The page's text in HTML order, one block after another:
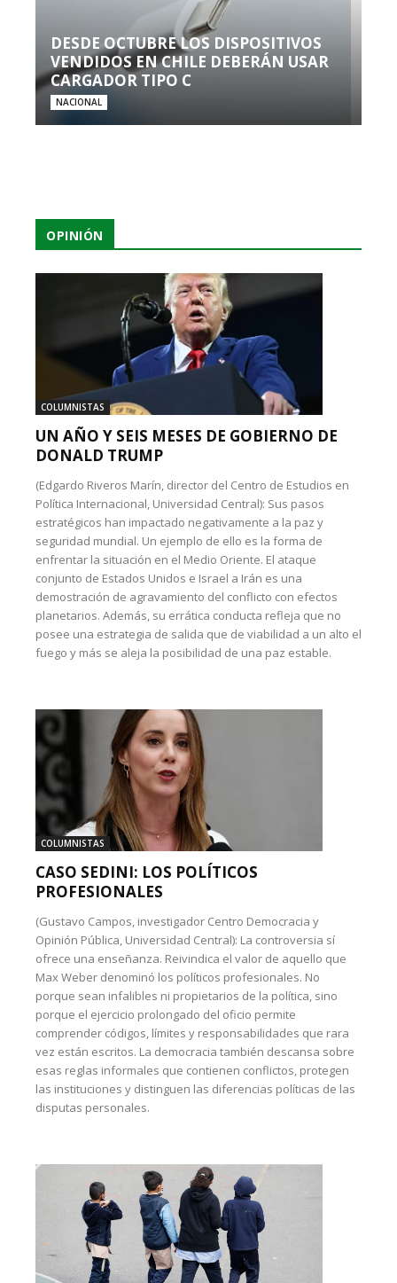
DESDE OCTUBRE LOS DISPOSITIVOS
VENDIDOS EN CHILE DEBERÁN USAR
CARGADOR TIPO C
NACIONAL
OPINIÓN
COLUMNISTAS
UN AÑO Y SEIS MESES DE GOBIERNO DE
DONALD TRUMP
(Edgardo Riveros Marín, director del Centro de Estudios en
Política Internacional, Universidad Central): Sus pasos
estratégicos han impactado negativamente a la paz y
seguridad mundial. Un ejemplo de ello es la forma de
enfrentar la situación en el Medio Oriente. El ataque
conjunto de Estados Unidos e Israel a Irán es una
demostración de agravamiento del conflicto con efectos
planetarios. Además, su errática conducta refleja que no
posee una estrategia de salida que de viabilidad a un alto el
fuego y más se aleja la posibilidad de una paz estable.
COLUMNISTAS
CASO SEDINI: LOS POLÍTICOS
PROFESIONALES
(Gustavo Campos, investigador Centro Democracia y
Opinión Pública, Universidad Central): La controversia sí
ofrece una enseñanza. Reivindica el valor de aquello que
Max Weber denominó los políticos profesionales. No
porque sean infalibles ni propietarios de la política, sino
porque el ejercicio prolongado del oficio permite
comprender códigos, límites y responsabilidades que rara
vez están escritos. La democracia también descansa sobre
esas reglas informales que contienen conflictos, protegen
las instituciones y distinguen las diferencias políticas de las
disputas personales.